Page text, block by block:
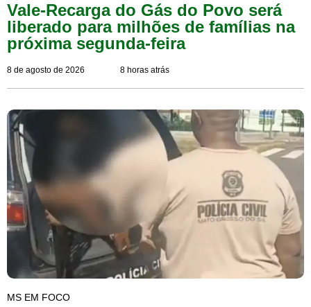
Vale-Recarga do Gás do Povo será
liberado para milhões de famílias na
próxima segunda-feira
8 de agosto de 2026 8 horas atrás
MS EM FOCO